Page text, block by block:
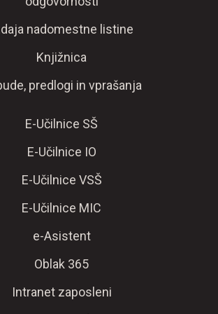
nadomestne listine
Knjižnica
predlogi in vprašanja
E-Učilnice SŠ
E-Učilnice IO
E-Učilnice VSŠ
E-Učilnice MIC
e-Asistent
Oblak 365
Intranet zaposleni